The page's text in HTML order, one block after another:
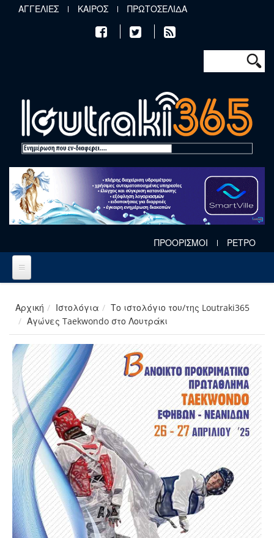
Παράκαμψη προς το κυρίως περιεχόμενο
ΑΓΓΕΛΙΕΣ ΚΑΙΡΟΣ ΠΡΩΤΟΣΕΛΙΔΑ
Φόρμα
Αναζήτηση
ΠΡΟΟΡΙΣΜΟΙ ΡΕΤΡΟ
Αρχική Ιστολόγια
Το ιστολόγιο του/της Loutraki365
Αγώνες Taekwondo στο Λουτράκι